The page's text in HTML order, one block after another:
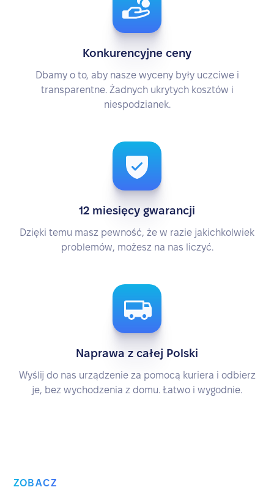
Konkurencyjne ceny
Dbamy o to, aby nasze wyceny były uczciwe i
transparentne. Żadnych ukrytych kosztów i
niespodzianek.
12 miesięcy gwarancji
Dzięki temu masz pewność, że w razie jakichkolwiek
problemów, możesz na nas liczyć.
Naprawa z całej Polski
Wyślij do nas urządzenie za pomocą kuriera i odbierz
je, bez wychodzenia z domu. Łatwo i wygodnie.
ZOBACZ